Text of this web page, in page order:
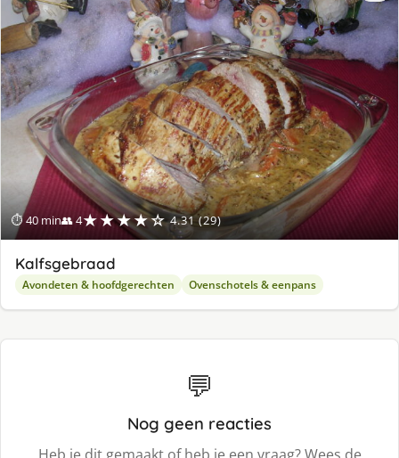
⏱ 40 min👥 4★★★★☆ 4.31 (29)
Kalfsgebraad
Avondeten & hoofdgerechten Ovenschotels & eenpans
💬
Nog geen reacties
Heb je dit gemaakt of heb je een vraag? Wees de